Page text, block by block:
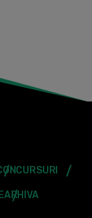
ARHIVA